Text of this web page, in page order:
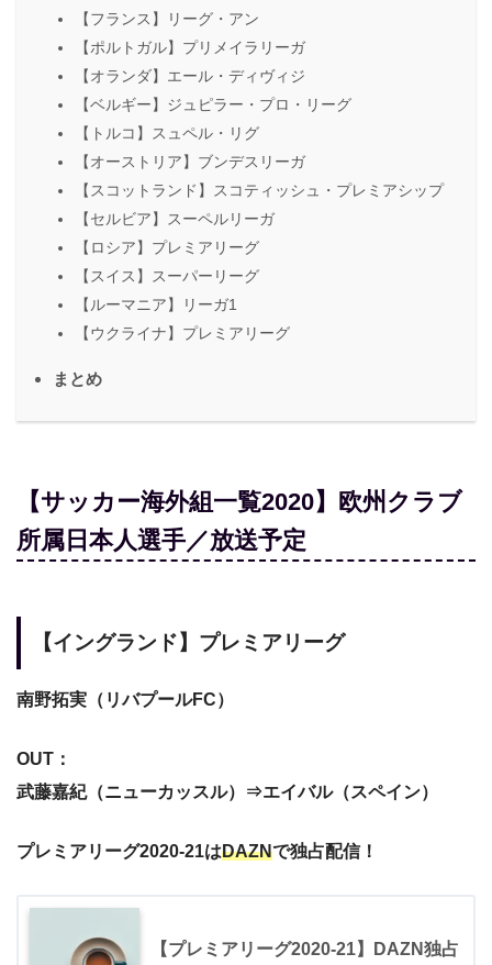
【フランス】リーグ・アン
【ポルトガル】プリメイラリーガ
【オランダ】エール・ディヴィジ
【ベルギー】ジュピラー・プロ・リーグ
【トルコ】スュペル・リグ
【オーストリア】ブンデスリーガ
【スコットランド】スコティッシュ・プレミアシップ
【セルビア】スーペルリーガ
【ロシア】プレミアリーグ
【スイス】スーパーリーグ
【ルーマニア】リーガ1
【ウクライナ】プレミアリーグ
まとめ
【サッカー海外組一覧2020】欧州クラブ
所属日本人選手／放送予定
【イングランド】プレミアリーグ
南野拓実（リバプールFC）
OUT：
武藤嘉紀（ニューカッスル）⇒エイバル（スペイン）
プレミアリーグ2020-21はDAZNで独占配信！
【プレミアリーグ2020-21】DAZN独占